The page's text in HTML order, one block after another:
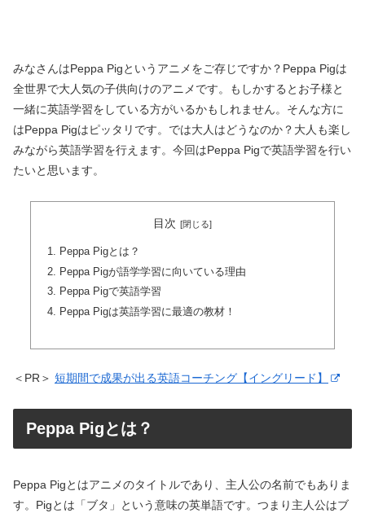
みなさんはPeppa Pigというアニメをご存じですか？Peppa Pigは
全世界で大人気の子供向けのアニメです。もしかするとお子様と
一緒に英語学習をしている方がいるかもしれません。そんな方に
はPeppa Pigはピッタリです。では大人はどうなのか？大人も楽し
みながら英語学習を行えます。今回はPeppa Pigで英語学習を行い
たいと思います。
目次
Peppa Pigとは？
Peppa Pigが語学学習に向いている理由
Peppa Pigで英語学習
Peppa Pigは英語学習に最適の教材！
＜PR＞ 短期間で成果が出る英語コーチング【イングリード】
Peppa Pigとは？
Peppa Pigとはアニメのタイトルであり、主人公の名前でもありま
す。Pigとは「ブタ」という意味の英単語です。つまり主人公はブ